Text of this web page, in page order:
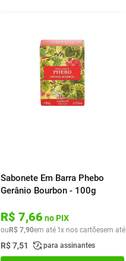
Sabonete Em Barra Phebo
Gerânio Bourbon - 100g
R$ 7,66 no PIX
ou R$ 7,90em até 1x nos cartõesem até
R$7,51 para assinantes